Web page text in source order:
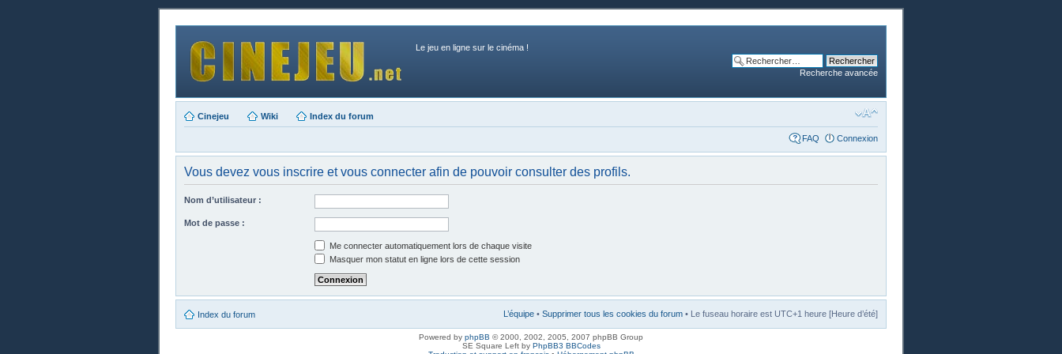
Le jeu en ligne sur le cinéma !
Recherche avancée
Cinejeu Wiki Index du forum
FAQ Connexion
Vous devez vous inscrire et vous connecter afin de pouvoir consulter des profils.
Nom d’utilisateur :
Mot de passe :
Me connecter automatiquement lors de chaque visite
Masquer mon statut en ligne lors de cette session
Index du forum L’équipe • Supprimer tous les cookies du forum • Le fuseau horaire est UTC+1 heure [Heure d’été]
Powered by phpBB © 2000, 2002, 2005, 2007 phpBB Group
SE Square Left by PhpBB3 BBCodes